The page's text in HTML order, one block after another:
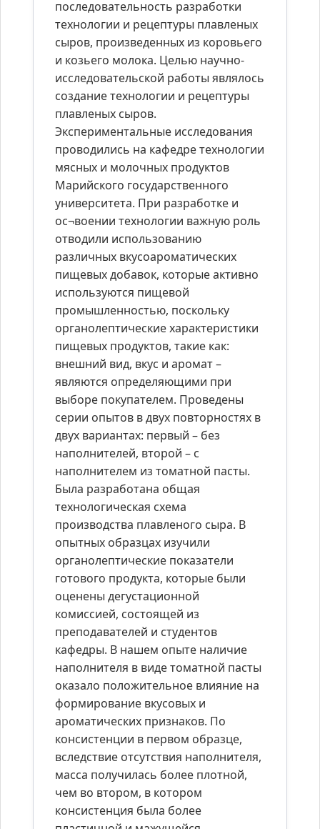
последовательность разработки
технологии и рецептуры плавленых
сыров, произведенных из коровьего
и козьего молока. Целью научно-
исследовательской работы являлось
создание технологии и рецептуры
плавленых сыров.
Экспериментальные исследования
проводились на кафедре технологии
мясных и молочных продуктов
Марийского государственного
университета. При разработке и
ос¬воении технологии важную роль
отводили использованию
различных вкусоароматических
пищевых добавок, которые активно
используются пищевой
промышленностью, поскольку
органолептические характеристики
пищевых продуктов, такие как:
внешний вид, вкус и аромат –
являются определяющими при
выборе покупателем. Проведены
серии опытов в двух повторностях в
двух вариантах: первый – без
наполнителей, второй – с
наполнителем из томатной пасты.
Была разработана общая
технологическая схема
производства плавленого сыра. В
опытных образцах изучили
органолептические показатели
готового продукта, которые были
оценены дегустационной
комиссией, состоящей из
преподавателей и студентов
кафедры. В нашем опыте наличие
наполнителя в виде томатной пасты
оказало положительное влияние на
формирование вкусовых и
ароматических признаков. По
консистенции в первом образце,
вследствие отсутствия наполнителя,
масса получилась более плотной,
чем во втором, в котором
консистенция была более